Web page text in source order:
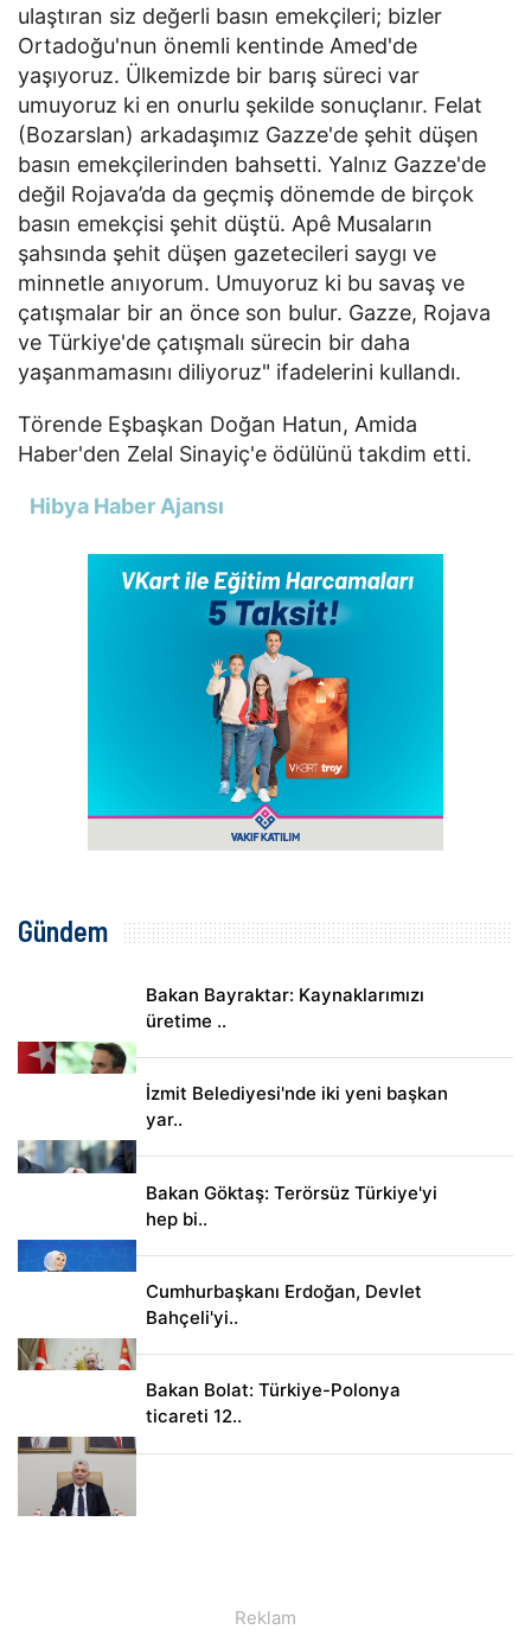
ulaştıran siz değerli basın emekçileri; bizler
Ortadoğu'nun önemli kentinde Amed'de
yaşıyoruz. Ülkemizde bir barış süreci var
umuyoruz ki en onurlu şekilde sonuçlanır. Felat
(Bozarslan) arkadaşımız Gazze'de şehit düşen
basın emekçilerinden bahsetti. Yalnız Gazze'de
değil Rojava’da da geçmiş dönemde de birçok
basın emekçisi şehit düştü. Apê Musaların
şahsında şehit düşen gazetecileri saygı ve
minnetle anıyorum. Umuyoruz ki bu savaş ve
çatışmalar bir an önce son bulur. Gazze, Rojava
ve Türkiye'de çatışmalı sürecin bir daha
yaşanmamasını diliyoruz" ifadelerini kullandı.
Törende Eşbaşkan Doğan Hatun, Amida
Haber'den Zelal Sinayiç'e ödülünü takdim etti.
Hibya Haber Ajansı
Gündem
Bakan Bayraktar: Kaynaklarımızı
üretime ..
İzmit Belediyesi'nde iki yeni başkan
yar..
Bakan Göktaş: Terörsüz Türkiye'yi
hep bi..
Cumhurbaşkanı Erdoğan, Devlet
Bahçeli'yi..
Bakan Bolat: Türkiye-Polonya
ticareti 12..